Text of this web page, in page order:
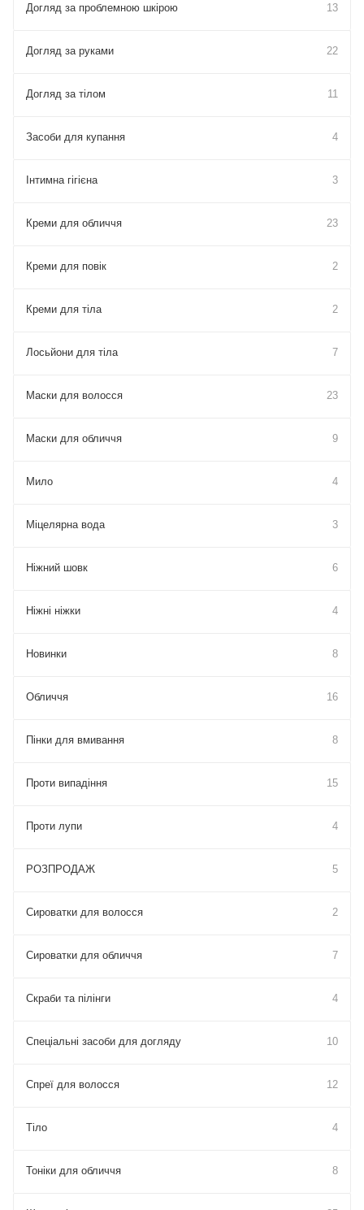
Догляд за проблемною шкірою 13
Догляд за руками 22
Догляд за тілом 11
Засоби для купання 4
Інтимна гігієна 3
Креми для обличчя 23
Креми для повік 2
Креми для тіла 2
Лосьйони для тіла 7
Маски для волосся 23
Маски для обличчя 9
Мило 4
Міцелярна вода 3
Ніжний шовк 6
Ніжні ніжки 4
Новинки 8
Обличчя 16
Пінки для вмивання 8
Проти випадіння 15
Проти лупи 4
РОЗПРОДАЖ 5
Сироватки для волосся 2
Сироватки для обличчя 7
Скраби та пілінги 4
Спеціальні засоби для догляду 10
Спреї для волосся 12
Тіло 4
Тоніки для обличчя 8